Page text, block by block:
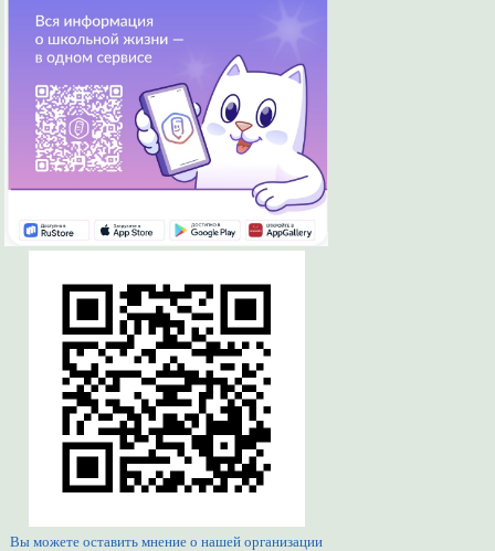
Вы можете оставить мнение о нашей организации